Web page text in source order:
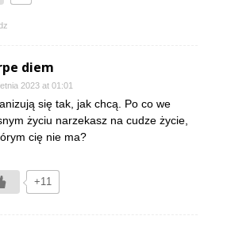
diem
2023 at 01:01
się tak, jak chcą. Po co we
życiu narzekasz na cudze życie,
cię nie ma?
+11